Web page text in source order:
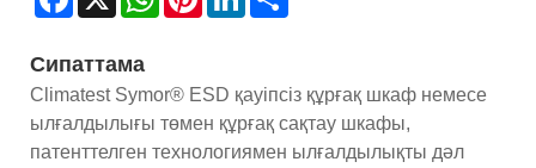
Сипаттама
Climatest Symor® ESD қауіпсіз құрғақ шкаф немесе
ылғалдылығы төмен құрғақ сақтау шкафы,
патенттелген технологиямен ылғалдылықты дәл